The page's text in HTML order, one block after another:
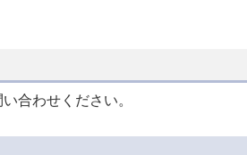
合わせください。